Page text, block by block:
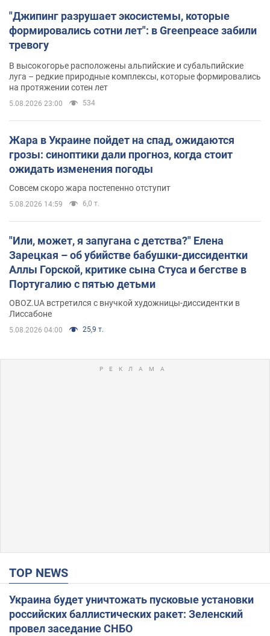
"Джипинг разрушает экосистемы, которые
формировались сотни лет": в Greenpeace забили
тревогу
В высокогорье расположены альпийские и субальпийские
луга – редкие природные комплексы, которые формировались
на протяжении сотен лет
5.08.2026 23:00 534
Жара в Украине пойдет на спад, ожидаются
грозы: синоптики дали прогноз, когда стоит
ожидать изменения погоды
Совсем скоро жара постепенно отступит
5.08.2026 14:59 6,0 т.
"Или, может, я запугана с детства?" Елена
Зарецкая – об убийстве бабушки-диссидентки
Аллы Горской, критике сына Стуса и бегстве в
Португалию с пятью детьми
OBOZ.UA встретился с внучкой художницы-диссидентки в
Лиссабоне
5.08.2026 04:00 25,9 т.
TOP NEWS
Украина будет уничтожать пусковые установки
российских баллистических ракет: Зеленский
провел заседание СНБО